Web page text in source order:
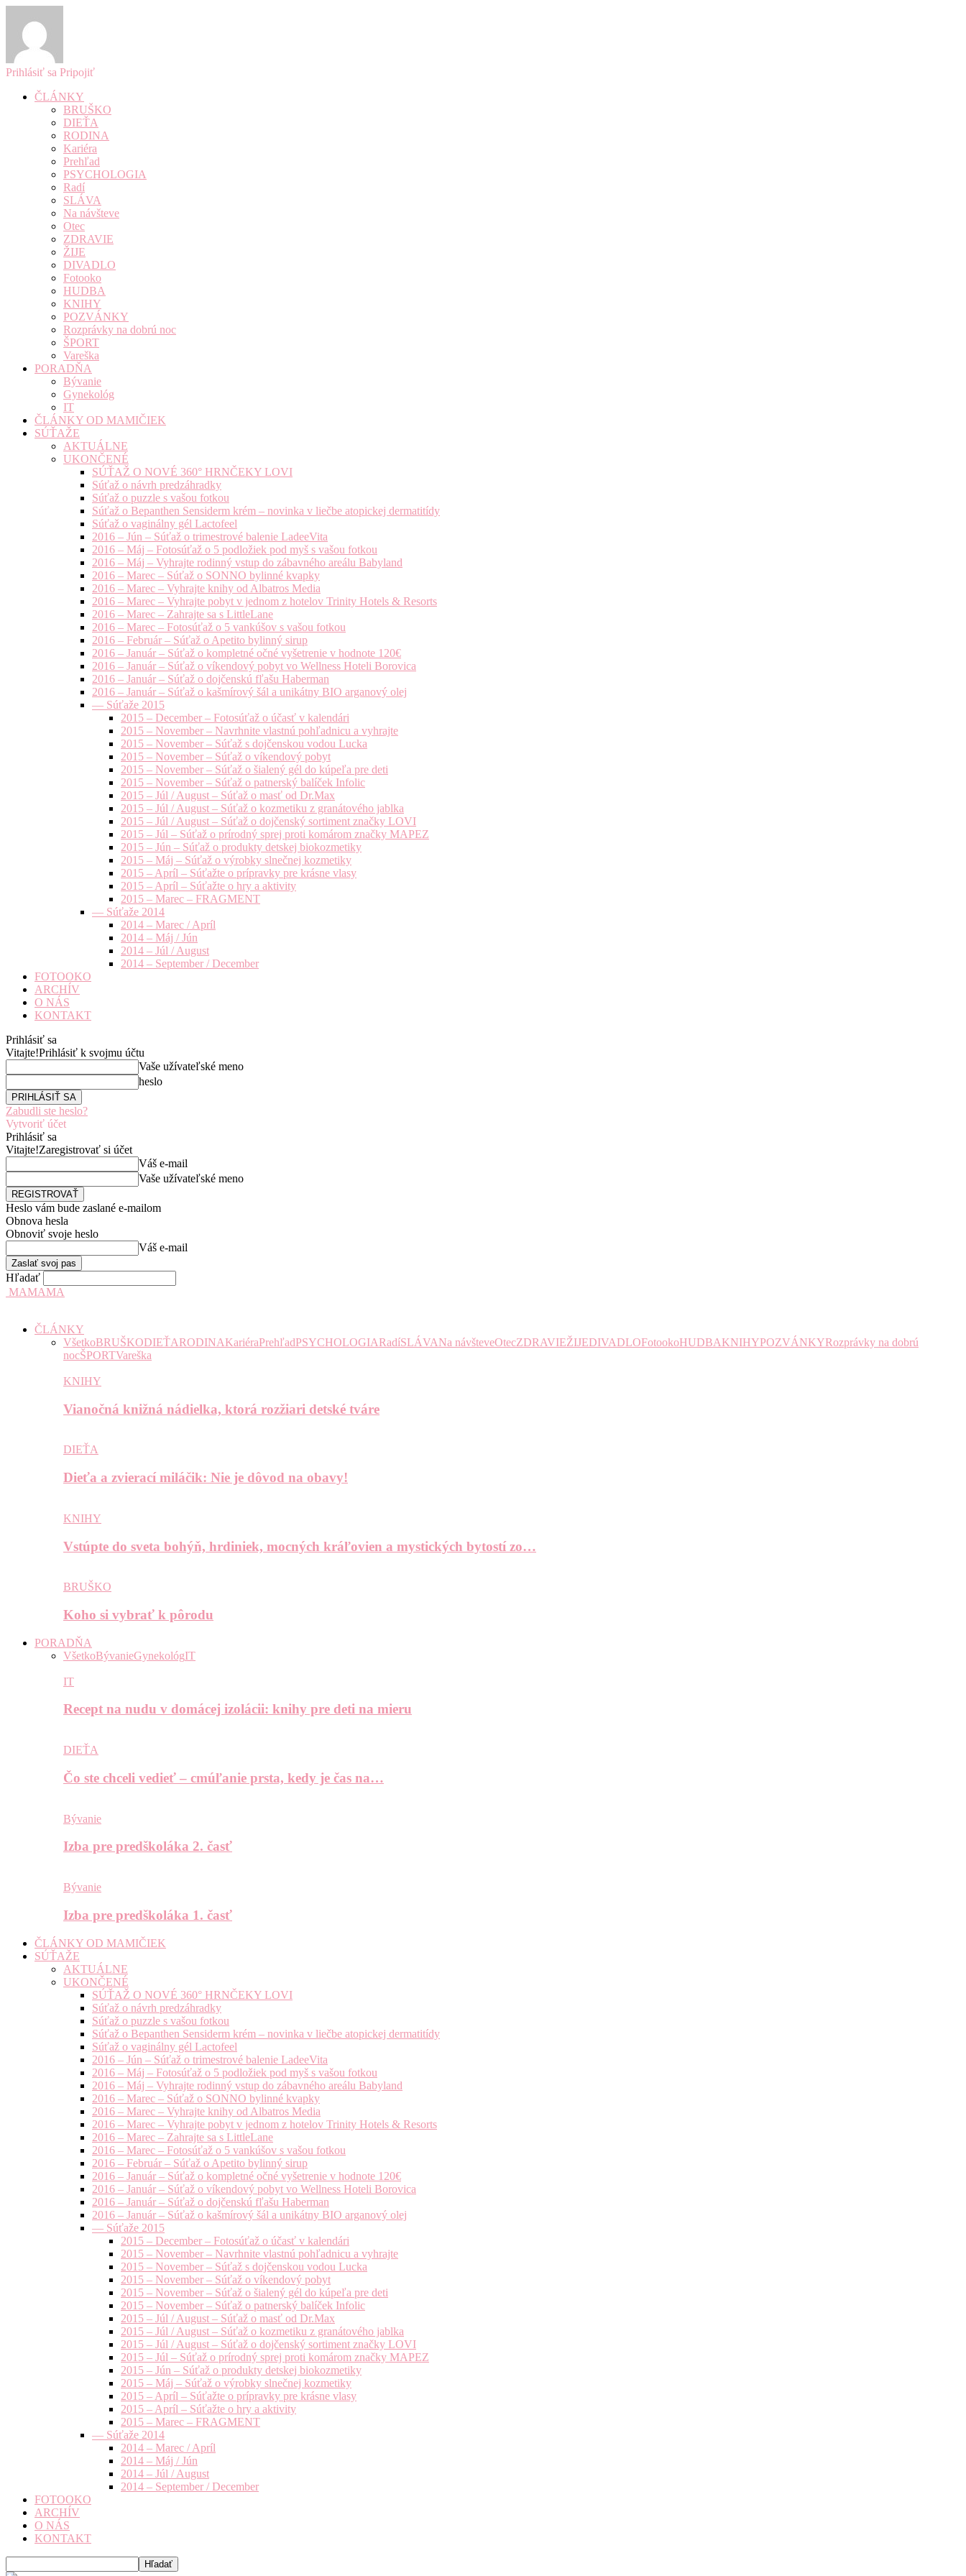
Prihlásiť sa Pripojiť
ČLÁNKY
BRUŠKO
DIEŤA
RODINA
Kariéra
Prehľad
PSYCHOLOGIA
Radí
SLÁVA
Na návšteve
Otec
ZDRAVIE
ŽIJE
DIVADLO
Fotooko
HUDBA
KNIHY
POZVÁNKY
Rozprávky na dobrú noc
ŠPORT
Vareška
PORADŇA
Bývanie
Gynekológ
IT
ČLÁNKY OD MAMIČIEK
SÚŤAŽE
AKTUÁLNE
UKONČENÉ
SÚŤAŽ O NOVÉ 360° HRNČEKY LOVI
Súťaž o návrh predzáhradky
Súťaž o puzzle s vašou fotkou
Súťaž o Bepanthen Sensiderm krém – novinka v liečbe atopickej dermatitídy
Súťaž o vaginálny gél Lactofeel
2016 – Jún – Súťaž o trimestrové balenie LadeeVita
2016 – Máj – Fotosúťaž o 5 podložiek pod myš s vašou fotkou
2016 – Máj – Vyhrajte rodinný vstup do zábavného areálu Babyland
2016 – Marec – Súťaž o SONNO bylinné kvapky
2016 – Marec – Vyhrajte knihy od Albatros Media
2016 – Marec – Vyhrajte pobyt v jednom z hotelov Trinity Hotels & Resorts
2016 – Marec – Zahrajte sa s LittleLane
2016 – Marec – Fotosúťaž o 5 vankúšov s vašou fotkou
2016 – Február – Súťaž o Apetito bylinný sirup
2016 – Január – Súťaž o kompletné očné vyšetrenie v hodnote 120€
2016 – Január – Súťaž o víkendový pobyt vo Wellness Hoteli Borovica
2016 – Január – Súťaž o dojčenskú fľašu Haberman
2016 – Január – Súťaž o kašmírový šál a unikátny BIO arganový olej
— Súťaže 2015
2015 – December – Fotosúťaž o účasť v kalendári
2015 – November – Navrhnite vlastnú pohľadnicu a vyhrajte
2015 – November – Súťaž s dojčenskou vodou Lucka
2015 – November – Súťaž o víkendový pobyt
2015 – November – Súťaž o šialený gél do kúpeľa pre deti
2015 – November – Súťaž o patnerský balíček Infolic
2015 – Júl / August – Súťaž o masť od Dr.Max
2015 – Júl / August – Súťaž o kozmetiku z granátového jablka
2015 – Júl / August – Súťaž o dojčenský sortiment značky LOVI
2015 – Júl – Súťaž o prírodný sprej proti komárom značky MAPEZ
2015 – Jún – Súťaž o produkty detskej biokozmetiky
2015 – Máj – Súťaž o výrobky slnečnej kozmetiky
2015 – Apríl – Súťažte o prípravky pre krásne vlasy
2015 – Apríl – Súťažte o hry a aktivity
2015 – Marec – FRAGMENT
— Súťaže 2014
2014 – Marec / Apríl
2014 – Máj / Jún
2014 – Júl / August
2014 – September / December
FOTOOKO
ARCHÍV
O NÁS
KONTAKT
Prihlásiť sa
Vitajte!Prihlásiť k svojmu účtu
Vaše užívateľské meno
heslo
Zabudli ste heslo?
Vytvoriť účet
Prihlásiť sa
Vitajte!Zaregistrovať si účet
Váš e-mail
Vaše užívateľské meno
Heslo vám bude zaslané e-mailom
Obnova hesla
Obnoviť svoje heslo
Váš e-mail
Hľadať
MAMAMA
ČLÁNKY
VšetkoBRUŠKODIEŤARODINAKariéraPrehľadPSYCHOLOGIARadíSLÁVANa návšteveOtecZDRAVIEŽIJEDIVADLOFotookoHUDBAKNIHYPOZVÁNKYRozprávky na dobrú
nocŠPORTVareška
KNIHY
Vianočná knižná nádielka, ktorá rozžiari detské tváre
DIEŤA
Dieťa a zvierací miláčik: Nie je dôvod na obavy!
KNIHY
Vstúpte do sveta bohýň, hrdiniek, mocných kráľovien a mystických bytostí zo…
BRUŠKO
Koho si vybrať k pôrodu
PORADŇA
VšetkoBývanieGynekológIT
IT
Recept na nudu v domácej izolácii: knihy pre deti na mieru
DIEŤA
Čo ste chceli vedieť – cmúľanie prsta, kedy je čas na…
Bývanie
Izba pre predškoláka 2. časť
Bývanie
Izba pre predškoláka 1. časť
ČLÁNKY OD MAMIČIEK
SÚŤAŽE
AKTUÁLNE
UKONČENÉ
SÚŤAŽ O NOVÉ 360° HRNČEKY LOVI
Súťaž o návrh predzáhradky
Súťaž o puzzle s vašou fotkou
Súťaž o Bepanthen Sensiderm krém – novinka v liečbe atopickej dermatitídy
Súťaž o vaginálny gél Lactofeel
2016 – Jún – Súťaž o trimestrové balenie LadeeVita
2016 – Máj – Fotosúťaž o 5 podložiek pod myš s vašou fotkou
2016 – Máj – Vyhrajte rodinný vstup do zábavného areálu Babyland
2016 – Marec – Súťaž o SONNO bylinné kvapky
2016 – Marec – Vyhrajte knihy od Albatros Media
2016 – Marec – Vyhrajte pobyt v jednom z hotelov Trinity Hotels & Resorts
2016 – Marec – Zahrajte sa s LittleLane
2016 – Marec – Fotosúťaž o 5 vankúšov s vašou fotkou
2016 – Február – Súťaž o Apetito bylinný sirup
2016 – Január – Súťaž o kompletné očné vyšetrenie v hodnote 120€
2016 – Január – Súťaž o víkendový pobyt vo Wellness Hoteli Borovica
2016 – Január – Súťaž o dojčenskú fľašu Haberman
2016 – Január – Súťaž o kašmírový šál a unikátny BIO arganový olej
— Súťaže 2015
2015 – December – Fotosúťaž o účasť v kalendári
2015 – November – Navrhnite vlastnú pohľadnicu a vyhrajte
2015 – November – Súťaž s dojčenskou vodou Lucka
2015 – November – Súťaž o víkendový pobyt
2015 – November – Súťaž o šialený gél do kúpeľa pre deti
2015 – November – Súťaž o patnerský balíček Infolic
2015 – Júl / August – Súťaž o masť od Dr.Max
2015 – Júl / August – Súťaž o kozmetiku z granátového jablka
2015 – Júl / August – Súťaž o dojčenský sortiment značky LOVI
2015 – Júl – Súťaž o prírodný sprej proti komárom značky MAPEZ
2015 – Jún – Súťaž o produkty detskej biokozmetiky
2015 – Máj – Súťaž o výrobky slnečnej kozmetiky
2015 – Apríl – Súťažte o prípravky pre krásne vlasy
2015 – Apríl – Súťažte o hry a aktivity
2015 – Marec – FRAGMENT
— Súťaže 2014
2014 – Marec / Apríl
2014 – Máj / Jún
2014 – Júl / August
2014 – September / December
FOTOOKO
ARCHÍV
O NÁS
KONTAKT